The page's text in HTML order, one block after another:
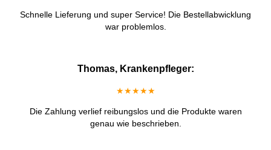
Schnelle Lieferung und super Service! Die Bestellabwicklung
war problemlos.
Thomas, Krankenpfleger:
★★★★★
Die Zahlung verlief reibungslos und die Produkte waren
genau wie beschrieben.